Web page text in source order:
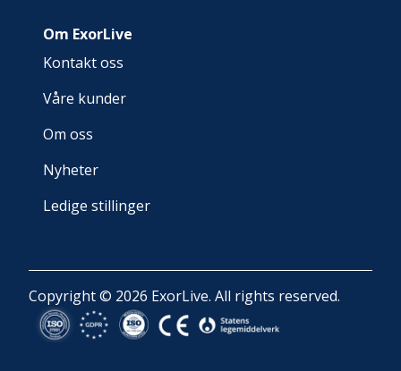
Om ExorLive
Kontakt oss
Våre kunder
Om oss
Nyheter
Ledige stillinger
Copyright © 2026 ExorLive. All rights reserved.